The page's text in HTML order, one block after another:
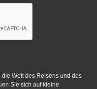
Welt des Reisens und des
Sie sich auf kleine